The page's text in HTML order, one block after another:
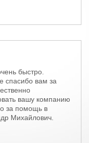
быстро.
спасибо вам за
вашу компанию
за помощь в
Михайлович.